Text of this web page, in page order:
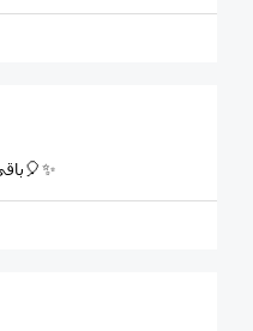
- باقي شوي وندخل رقم جديد نورونا🎈✨